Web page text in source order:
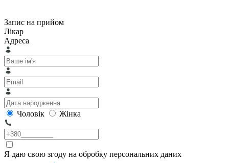
Запис на прийом
Лікар
Адреса
Чоловік Жінка
Я даю свою згоду на обробку персональних даних